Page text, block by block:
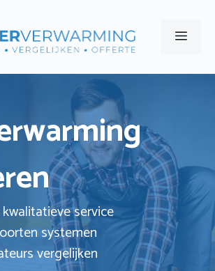
Menu
service
systemen
vergelijken